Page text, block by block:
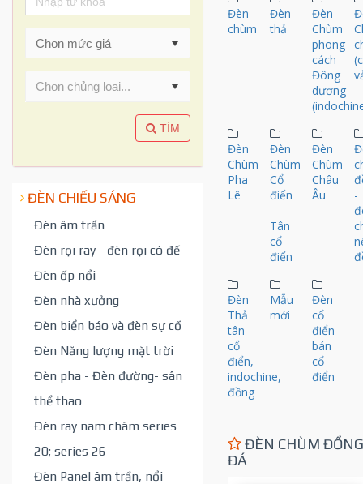
Chọn chủng loại...
TÌM
ĐÈN CHIẾU SÁNG
Đèn âm trần
Đèn rọi ray - đèn rọi có đế
Đèn ốp nổi
Đèn nhà xưởng
Đèn biển báo và đèn sự cố
Đèn Năng lượng mặt trời
Đèn pha - Đèn đường- sân
thể thao
Đèn ray nam châm series
20; series 26
Đèn Panel âm trần, nổi
Đèn
chùm
Đèn
thả
Đèn
Chùm
phong
cách
Đông
dương
Đèn
Chùm
Pha
Lê
Đèn
Chùm
Cổ
điển
-
Tân
cổ
điển
Đèn
Chùm
Châu
Âu
-
Đèn
Thả
tân
cổ
điển,
indochine,
đồng
Mẫu
mới
Đèn
cổ
điển-
bán
cổ
điển
ĐÈN CHÙM ĐỒNG
ĐÁ